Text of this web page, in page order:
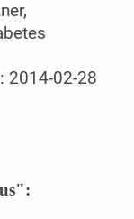
2014-02-28